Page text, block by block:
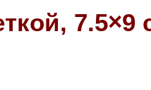
7.5×9